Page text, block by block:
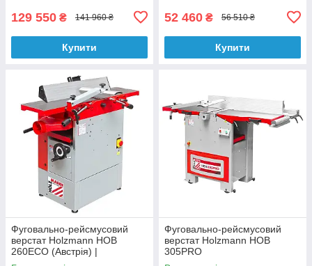
129 550 ₴ 141 960 ₴
Купити
52 460 ₴ 56 510 ₴
Купити
Фуговально-рейсмусовий
верстат Holzmann HOB
260ECO (Австрія) |
фугувальний | рейсмусовий
Фуговально-рейсмусовий
верстат Holzmann HOB
305PRO